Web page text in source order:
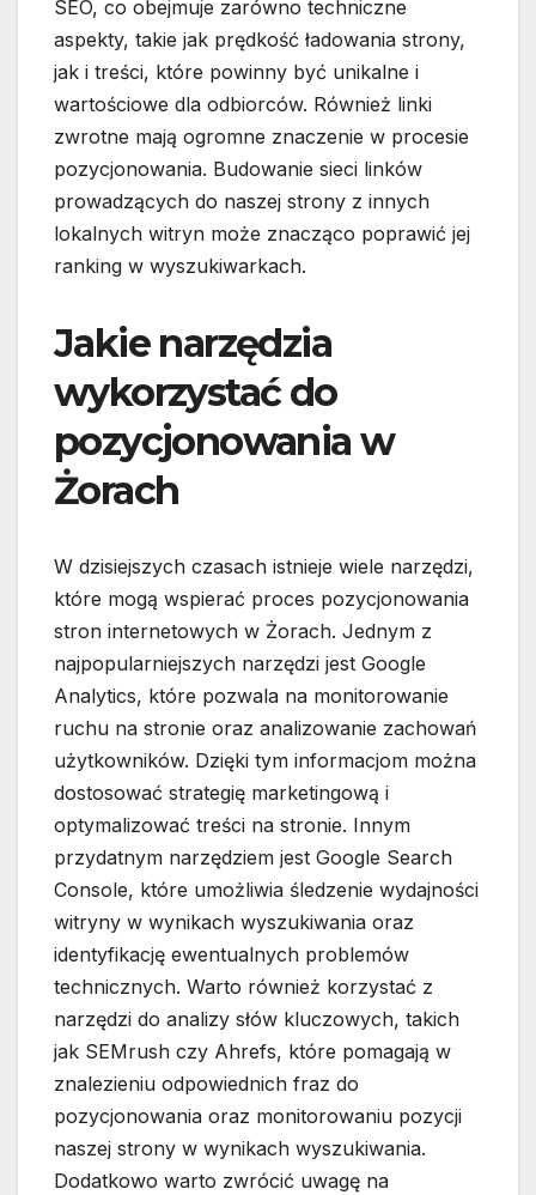
SEO, co obejmuje zarówno techniczne
aspekty, takie jak prędkość ładowania strony,
jak i treści, które powinny być unikalne i
wartościowe dla odbiorców. Również linki
zwrotne mają ogromne znaczenie w procesie
pozycjonowania. Budowanie sieci linków
prowadzących do naszej strony z innych
lokalnych witryn może znacząco poprawić jej
ranking w wyszukiwarkach.
Jakie narzędzia
wykorzystać do
pozycjonowania w
Żorach
W dzisiejszych czasach istnieje wiele narzędzi,
które mogą wspierać proces pozycjonowania
stron internetowych w Żorach. Jednym z
najpopularniejszych narzędzi jest Google
Analytics, które pozwala na monitorowanie
ruchu na stronie oraz analizowanie zachowań
użytkowników. Dzięki tym informacjom można
dostosować strategię marketingową i
optymalizować treści na stronie. Innym
przydatnym narzędziem jest Google Search
Console, które umożliwia śledzenie wydajności
witryny w wynikach wyszukiwania oraz
identyfikację ewentualnych problemów
technicznych. Warto również korzystać z
narzędzi do analizy słów kluczowych, takich
jak SEMrush czy Ahrefs, które pomagają w
znalezieniu odpowiednich fraz do
pozycjonowania oraz monitorowaniu pozycji
naszej strony w wynikach wyszukiwania.
Dodatkowo warto zwrócić uwagę na